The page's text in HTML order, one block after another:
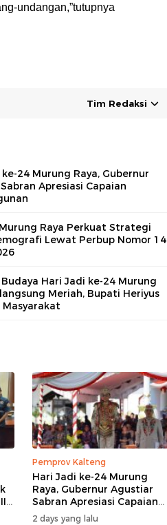
undangan,”tutupnya
Tim Redaksi
24 Murung Raya, Gubernur
Apresiasi Capaian
Raya Perkuat Strategi
Lewat Perbup Nomor 14
Hari Jadi ke-24 Murung
Meriah, Bupati Heriyus
Masyarakat
Pemprov Kalteng
Hari Jadi ke-24 Murung
Raya, Gubernur Agustiar
Sabran Apresiasi Capaian
Pembangunan
2 days yang lalu